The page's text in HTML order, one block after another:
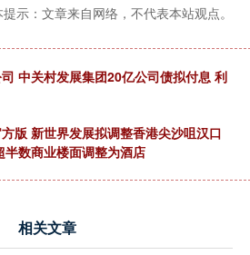
示：文章来自网络，不代表本站观点。
中关村发展集团20亿公司债拟付息 利
版 新世界发展拟调整香港尖沙咀汉口
数商业楼面调整为酒店
相关文章